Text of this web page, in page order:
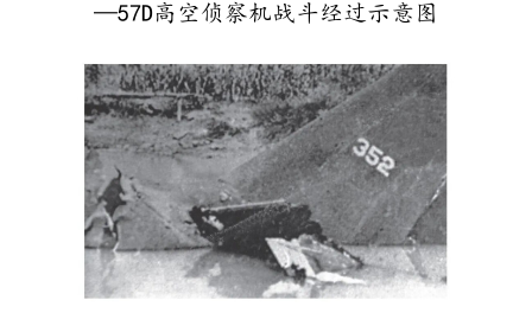
—57D高空侦察机战斗经过示意图